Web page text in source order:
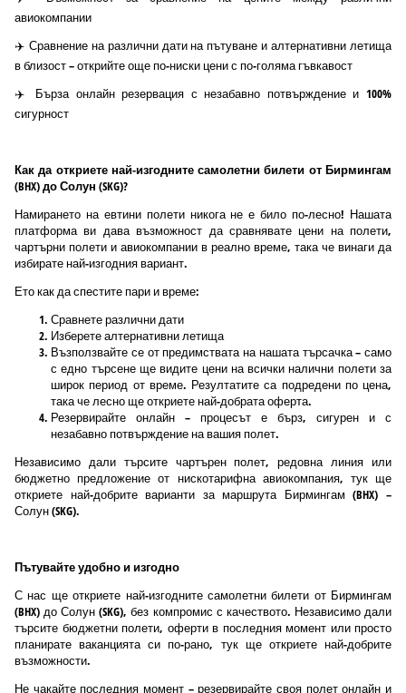
авиокомпании
✈️ Сравнение на различни дати на пътуване и алтернативни летища
в близост – открийте още по-ниски цени с по-голяма гъвкавост
✈️ Бърза онлайн резервация с незабавно потвърждение и 100%
сигурност
Как да откриете най-изгодните самолетни билети от Бирмингам
(BHX) до Солун (SKG)?
Намирането на евтини полети никога не е било по-лесно! Нашата
платформа ви дава възможност да сравнявате цени на полети,
чартърни полети и авиокомпании в реално време, така че винаги да
избирате най-изгодния вариант.
Ето как да спестите пари и време:
Сравнете различни дати
Изберете алтернативни летища
Възползвайте се от предимствата на нашата търсачка – само
с едно търсене ще видите цени на всички налични полети за
широк период от време. Резултатите са подредени по цена,
така че лесно ще откриете най-добрата оферта.
Резервирайте онлайн – процесът е бърз, сигурен и с
незабавно потвърждение на вашия полет.
Независимо дали търсите чартърен полет, редовна линия или
бюджетно предложение от нискотарифна авиокомпания, тук ще
откриете най-добрите варианти за маршрута Бирмингам (BHX) –
Солун (SKG).
Пътувайте удобно и изгодно
С нас ще откриете най-изгодните самолетни билети от Бирмингам
(BHX) до Солун (SKG), без компромис с качеството. Независимо дали
търсите бюджетни полети, оферти в последния момент или просто
планирате ваканцията си по-рано, тук ще откриете най-добрите
възможности.
Не чакайте последния момент – резервирайте своя полет онлайн и